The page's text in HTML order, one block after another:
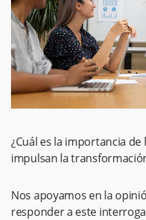
¿Cuál es la importancia de
impulsan la
Nos apoyamos en la
responder a este